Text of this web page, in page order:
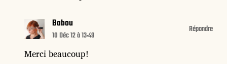
Babou
10 Déc 12 à 13:49
Merci beaucoup!
Répondre